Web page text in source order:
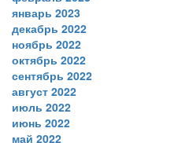
январь 2023
декабрь 2022
ноябрь 2022
октябрь 2022
сентябрь 2022
август 2022
июль 2022
июнь 2022
май 2022